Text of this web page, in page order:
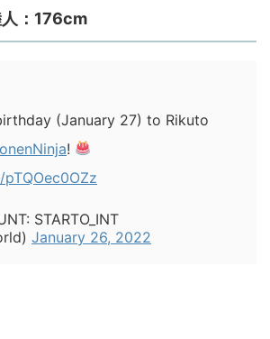
：176cm
(January 27) to Rikuto
!
STARTO_INT
January 26, 2022